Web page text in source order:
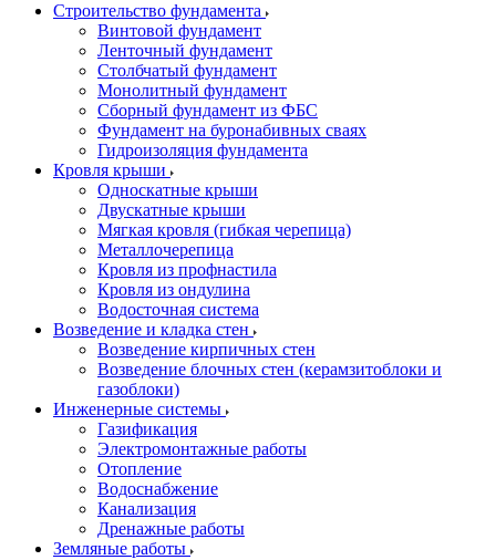
Строительство фундамента
Винтовой фундамент
Ленточный фундамент
Столбчатый фундамент
Монолитный фундамент
Сборный фундамент из ФБС
Фундамент на буронабивных сваях
Гидроизоляция фундамента
Кровля крыши
Односкатные крыши
Двускатные крыши
Мягкая кровля (гибкая черепица)
Металлочерепица
Кровля из профнастила
Кровля из ондулина
Водосточная система
Возведение и кладка стен
Возведение кирпичных стен
Возведение блочных стен (керамзитоблоки и
газоблоки)
Инженерные системы
Газификация
Электромонтажные работы
Отопление
Водоснабжение
Канализация
Дренажные работы
Земляные работы